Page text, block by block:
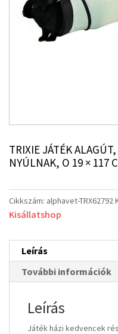
TRIXIE JÁTÉK
NYÚLNAK, O 19 × 117
Cikkszám: alphavet-TRX62792
Kisállatshop
Leírás
További információk
Leírás
Játék házi kedvencek